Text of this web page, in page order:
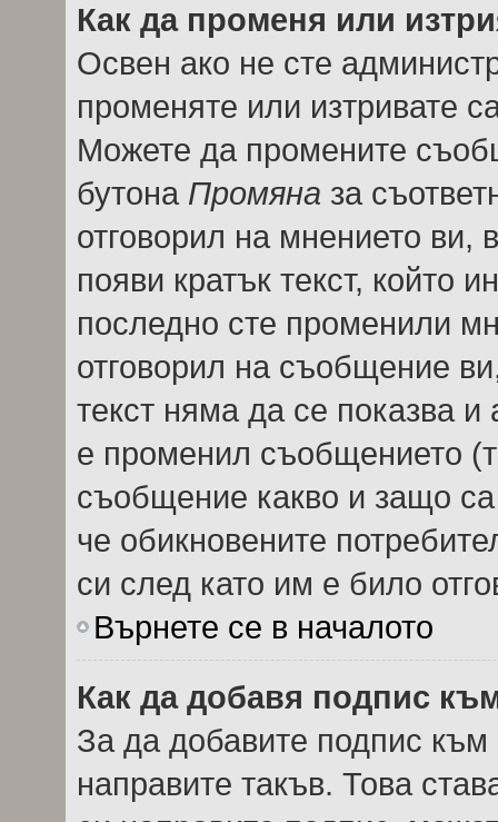
Как да променя или
Освен ако не сте
променяте или изтривате
Можете да промените
бутона Промяна за
отговорил на мнението
появи кратък текст, който
последно сте променили
отговорил на съобщение
текст няма да се показва
е променил съобщението
съобщение какво и защо
че обикновените
си след като им е било
Върнете се в началото
Как да добавя подпис
За да добавите подпис
направите такъв. Това